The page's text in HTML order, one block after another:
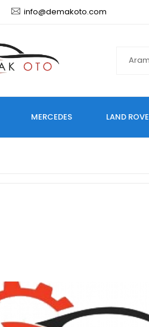
info@demakoto.com
MERCEDES LAND